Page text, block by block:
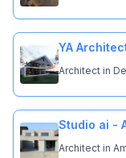
YA
Architect in
Studio ai -
Architect in